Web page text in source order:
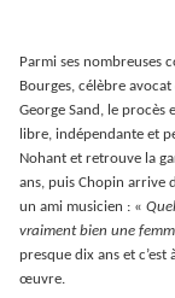
Parmi ses nombreuses
Bourges, célèbre
George Sand, le procès
libre, indépendante et
Nohant et retrouve la
ans, puis Chopin arrive
un ami musicien : «
vraiment bien une
presque dix ans et
œuvre.